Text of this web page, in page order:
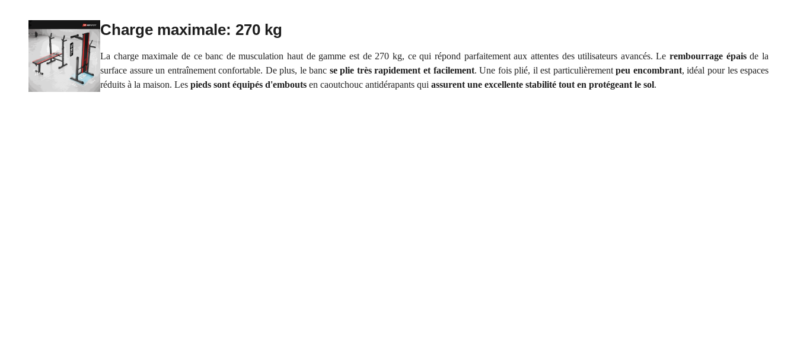
Charge maximale: 270 kg
La charge maximale de ce banc de musculation haut de gamme est de 270 kg, ce qui répond parfaitement aux attentes des utilisateurs avancés. Lerembourrage épaisde la
surface assure un entraînement confortable. De plus, le banc se plie très rapidement et facilement. Une fois plié, il est particulièrementpeu encombrant, idéal pour les espaces
réduits à la maison. Les pieds sont équipés d'embouts en caoutchouc antidérapants qui assurent une excellente stabilité tout en protégeant le sol.